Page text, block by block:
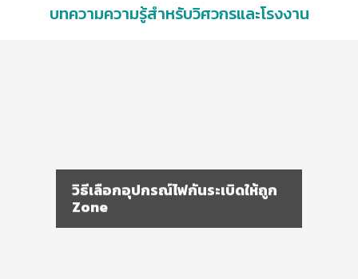
บทความความรู้สำหรับวิศวกรและโรงงาน
วิธีเลือกอุปกรณ์ไฟกันระเบิดให้ถูก
Zone